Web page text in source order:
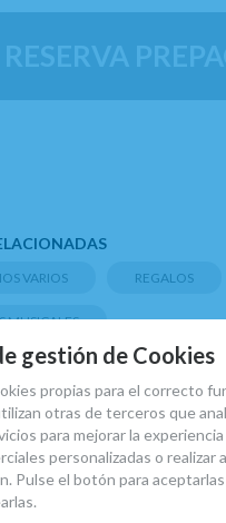
RESERVA
VARIOS REGALOS
MUSICALES
2024
gestión de Cookies
propias para el correcto
otras de terceros que
para mejorar la
personalizadas o realizar
Pulse el botón para